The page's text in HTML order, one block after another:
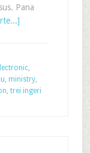
Pana
,
, ministry,
, trei ingeri